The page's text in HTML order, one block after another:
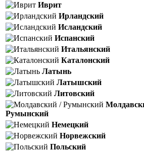
Иврит
Ирландский
Исландский
Испанский
Итальянский
Каталонский
Латынь
Латышский
Литовский
Румынский
Немецкий
Норвежский
Польский